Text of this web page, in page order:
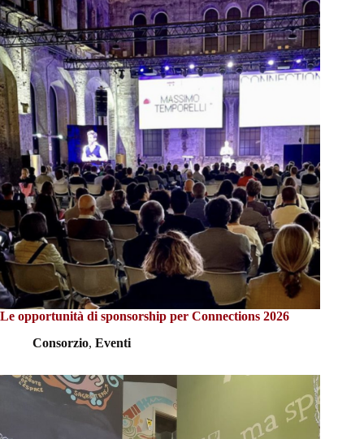
Le opportunità di sponsorship per Connections 2026
Consorzio, Eventi